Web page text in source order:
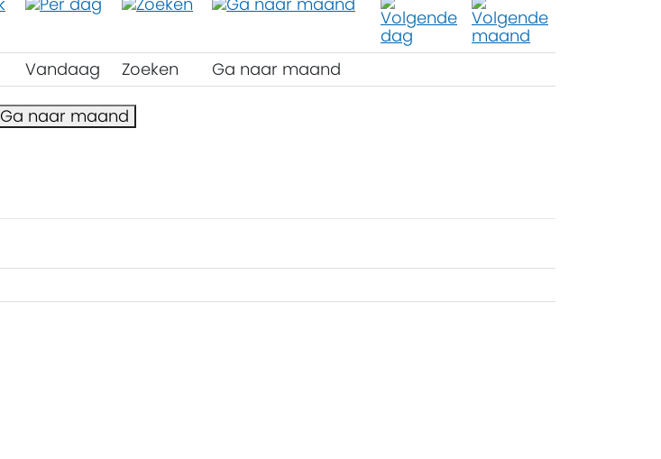
Vandaag Zoeken Ga naar maand
Ga naar maand